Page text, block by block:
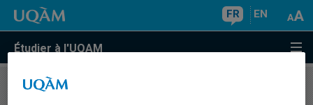
FR EN
Étudier à l'UQAM
COURS//